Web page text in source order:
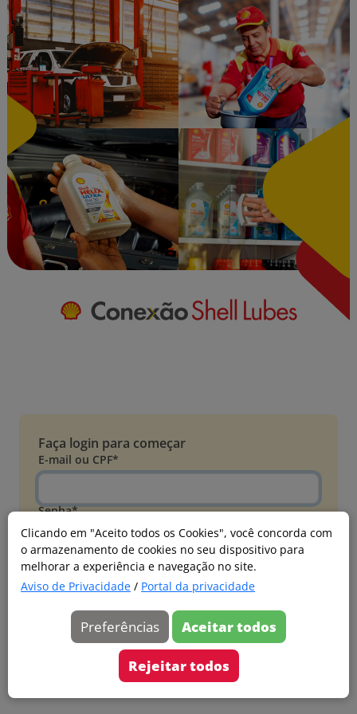
Clicando em "Aceito todos os Cookies", você concorda com
o armazenamento de cookies no seu dispositivo para
melhorar a experiência e navegação no site.
Aviso de Privacidade / Portal da privacidade
Preferências Aceitar todos
Rejeitar todos
Faça login para começar
E-mail ou CPF*
Senha*
Esqueci minha senha
Entrar
Acessar com Microsoft
Ainda não faz parte?
Cadastre-se
Versão 20260805.7